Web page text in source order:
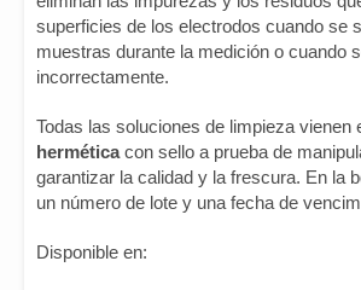
superficies de los electrodos cuando se
muestras durante la medición o cuando
incorrectamente.
Todas las soluciones de limpieza vienen
herméticacon sello a prueba de
garantizar la calidad y la frescura. En la
un número de lote y una fecha de
Disponible en: